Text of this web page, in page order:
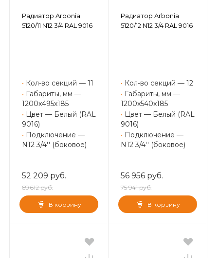
Радиатор Arbonia
5120/11 N12 3/4 RAL 9016
• Кол-во секций — 11
• Габариты, мм —
1200x495x185
• Цвет — Белый (RAL
9016)
• Подключение —
N12 3/4'' (боковое)
52 209 руб.
69 612 руб.
В корзину
Радиатор Arbonia
5120/12 N12 3/4 RAL 9016
• Кол-во секций — 12
• Габариты, мм —
1200x540x185
• Цвет — Белый (RAL
9016)
• Подключение —
N12 3/4'' (боковое)
56 956 руб.
75 941 руб.
В корзину